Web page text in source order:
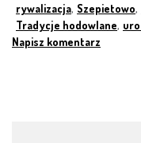
rywalizacja, Szepietowo,
Tradycje hodowlane,
Napisz komentarz